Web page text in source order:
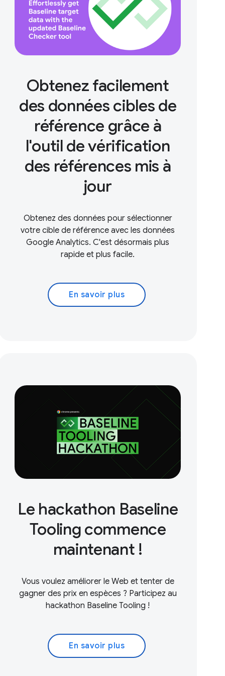
Obtenez facilement
des données cibles de
référence grâce à
l'outil de vérification
des références mis à
jour
Obtenez des données pour sélectionner
votre cible de référence avec les données
Google Analytics. C'est désormais plus
rapide et plus facile.
En savoir plus
Le hackathon Baseline
Tooling commence
maintenant !
Vous voulez améliorer le Web et tenter de
gagner des prix en espèces ? Participez au
hackathon Baseline Tooling !
En savoir plus